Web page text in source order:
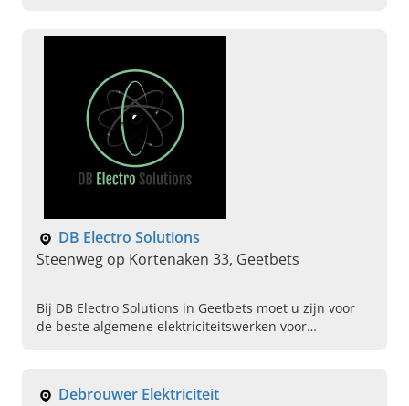
DB Electro Solutions
Steenweg op Kortenaken 33, Geetbets
Bij DB Electro Solutions in Geetbets moet u zijn voor
de beste algemene elektriciteitswerken voor
Debrouwer Elektriciteit